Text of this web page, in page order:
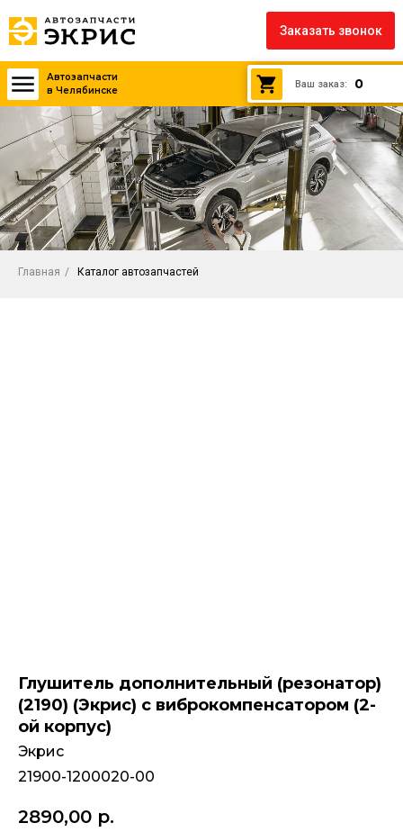
Автозапчасти
в Челябинске
Заказать звонок
0
Ваш заказ:
Главная / Каталог автозапчастей
Глушитель дополнительный (резонатор)
(2190) (Экрис) с виброкомпенсатором (2-
ой корпус)
Экрис
21900-1200020-00
2890,00 р.